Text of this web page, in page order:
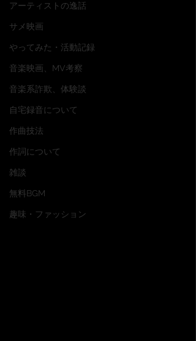
アーティストの逸話
サメ映画
やってみた・活動記録
音楽映画、MV考察
音楽系詐欺、体験談
自宅録音について
作曲技法
作詞について
雑談
無料BGM
趣味・ファッション